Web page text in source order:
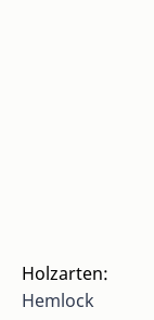
Holzarten:
Hemlock